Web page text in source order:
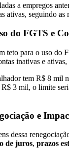
a empregos
ativas, seguindo as
do FGTS e
teto para o uso
inativas e
tem R$ 8 mil
3 mil, o limite
e
dessa
de juros, prazos